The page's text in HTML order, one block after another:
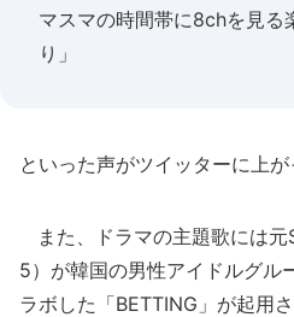
マスマの時間帯に8chを見
り」
といった声がツイッターに上が
また、ドラマの主題歌には
5）が韓国の男性アイドルグル
ラボした「BETTING」が起用